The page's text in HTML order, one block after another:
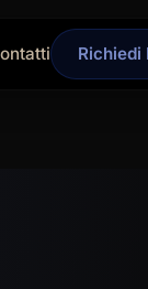
Richiedi